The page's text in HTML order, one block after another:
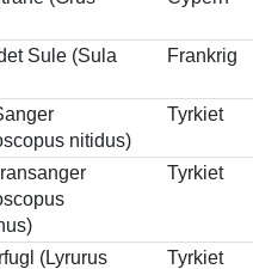
Sule (Sula
Frankrig
nitidus)
Tyrkiet
Tyrkiet
(Lyrurus
Tyrkiet